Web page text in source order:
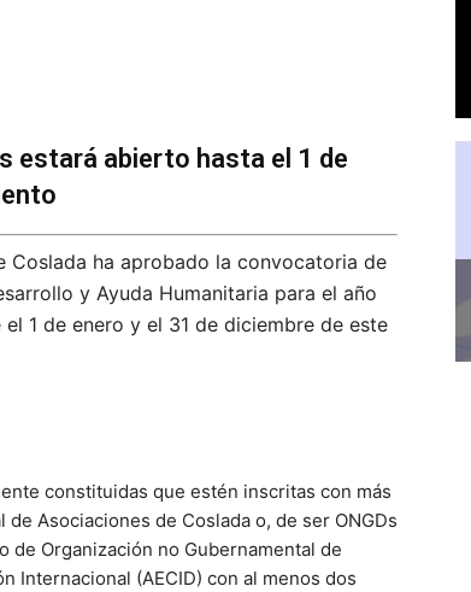
estará abierto hasta el 1 de
Coslada ha aprobado la convocatoria de
y Ayuda Humanitaria para el año
1 de enero y el 31 de diciembre de este
constituidas que estén inscritas con más
Asociaciones de Coslada o, de ser ONGDs
de Organización no Gubernamental de
Internacional (AECID) con al menos dos